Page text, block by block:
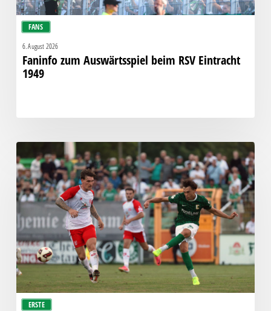
FANS
6. August 2026
Faninfo zum Auswärtsspiel beim RSV Eintracht
1949
ERSTE
Pleite:
Chemie
kassiert
späten
Knockout
gegen
Halle